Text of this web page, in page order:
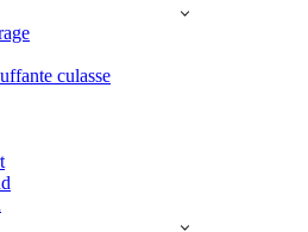
culasse